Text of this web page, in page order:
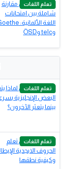
تعلم اللغات
تعلم اللغات
تعلم اللغات